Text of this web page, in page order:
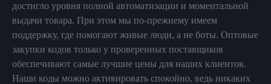
достигло уровня полной автоматизации и моментальной
выдачи товара. При этом мы по-прежнему имеем
поддержку, где помогают живые люди, а не боты. Оптовые
закупки кодов только у проверенных поставщиков
обеспечивают самые лучшие цены для наших клиентов.
Наши коды можно активировать спокойно, ведь никаких